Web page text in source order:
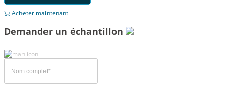
Acheter maintenant
Demander un échantillon